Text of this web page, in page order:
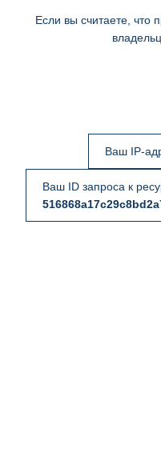
Если вы считаете, что
Ваш IP-
Ваш ID запроса к